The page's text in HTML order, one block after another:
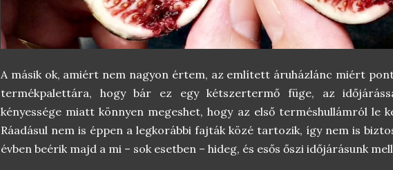
A másik ok, amiért nem nagyon értem, az említett áruházlánc miért
termékpalettára, hogy bár ez egy kétszertermő füge, az
kényessége miatt könnyen megeshet, hogy az első terméshullámról le
Ráadásul nem is éppen a legkorábbi fajták közé tartozik, így nem is
évben beérik majd a mi – sok esetben – hideg, és esős őszi időjárásunk